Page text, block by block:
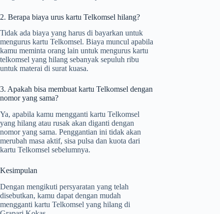
2. Berapa biaya urus kartu Telkomsel hilang?
Tidak ada biaya yang harus di bayarkan untuk
mengurus kartu Telkomsel. Biaya muncul apabila
kamu meminta orang lain untuk mengurus kartu
telkomsel yang hilang sebanyak sepuluh ribu
untuk materai di surat kuasa.
3. Apakah bisa membuat kartu Telkomsel dengan
nomor yang sama?
Ya, apabila kamu mengganti kartu Telkomsel
yang hilang atau rusak akan diganti dengan
nomor yang sama. Penggantian ini tidak akan
merubah masa aktif, sisa pulsa dan kuota dari
kartu Telkomsel sebelumnya.
Kesimpulan
Dengan mengikuti persyaratan yang telah
disebutkan, kamu dapat dengan mudah
mengganti kartu Telkomsel yang hilang di